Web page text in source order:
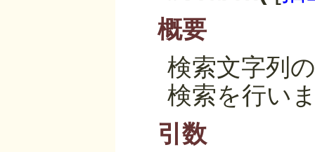
概要
検索文字列
検索を行い
引数